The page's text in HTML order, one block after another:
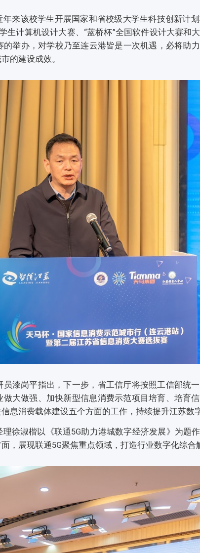
来该校学生开展国家和省校级大学生科技创新计
生计算机设计大赛、“蓝桥杯”全国软件设计大赛和
举办，对学校乃至连云港皆是一次机遇，必将助
的建设成效。
漆岗平指出，下一步，省工信厅将按照工信部统
大做强、加快新型信息消费示范项目培育、培育
息消费载体建设五个方面的工作，持续提升江苏数
徐淑楷以《联通5G助力港城数字经济发展》为题
，展现联通5G聚焦重点领域，打造行业数字化综合